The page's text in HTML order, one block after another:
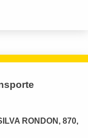
RONDON, 870,